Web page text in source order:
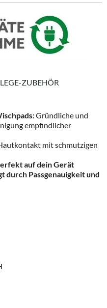
ZUBEHÖR
Gründliche und
empfindlicher
mit schmutzigen
auf dein Gerät
durch Passgenauigkeit und